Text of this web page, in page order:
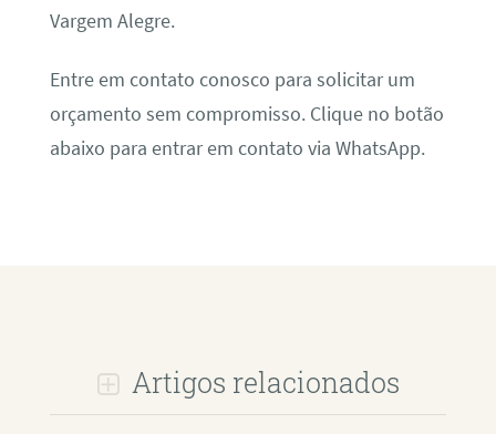
Vargem Alegre.
Entre em contato conosco para solicitar um
orçamento sem compromisso. Clique no botão
abaixo para entrar em contato via WhatsApp.
Artigos relacionados